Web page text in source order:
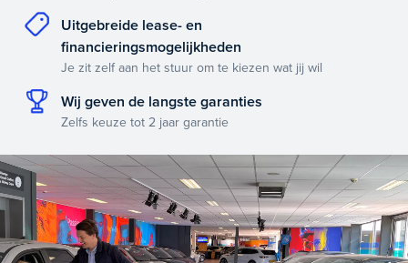
Uitgebreide lease- en
financieringsmogelijkheden
Je zit zelf aan het stuur om te kiezen wat jij wil
Wij geven de langste garanties
Zelfs keuze tot 2 jaar garantie